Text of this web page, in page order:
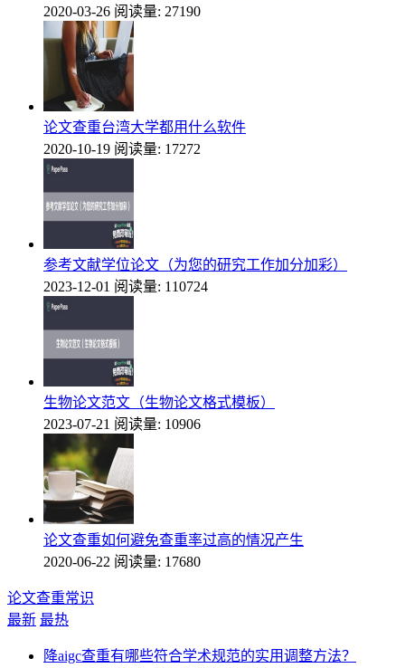
2020-03-26 阅读量: 27190
论文查重台湾大学都用什么软件
2020-10-19 阅读量: 17272
参考文献学位论文（为您的研究工作加分加彩）
2023-12-01 阅读量: 110724
生物论文范文（生物论文格式模板）
2023-07-21 阅读量: 10906
论文查重如何避免查重率过高的情况产生
2020-06-22 阅读量: 17680
论文查重常识
最新 最热
降aigc查重有哪些符合学术规范的实用调整方法？